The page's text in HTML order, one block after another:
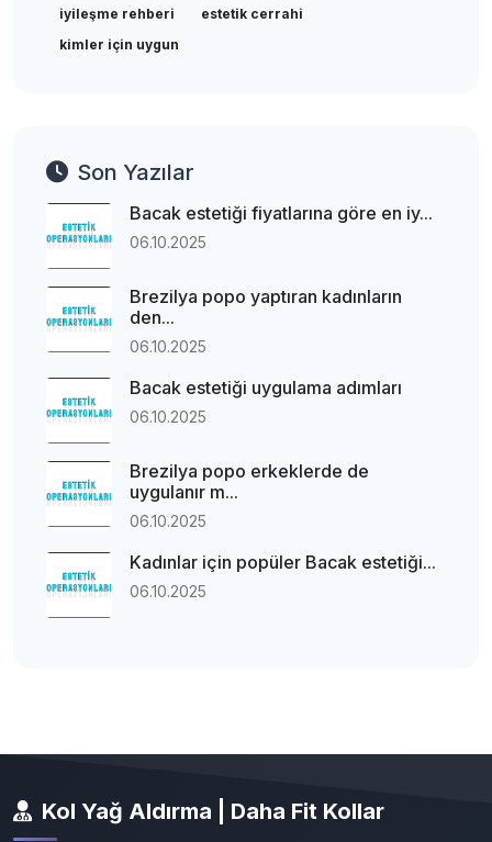
iyileşme rehberi
estetik cerrahi
kimler için uygun
Son Yazılar
Bacak estetiği fiyatlarına göre en iy...
06.10.2025
Brezilya popo yaptıran kadınların
den...
06.10.2025
Bacak estetiği uygulama adımları
06.10.2025
Brezilya popo erkeklerde de
uygulanır m...
06.10.2025
Kadınlar için popüler Bacak estetiği...
06.10.2025
Kol Yağ Aldırma | Daha Fit Kollar